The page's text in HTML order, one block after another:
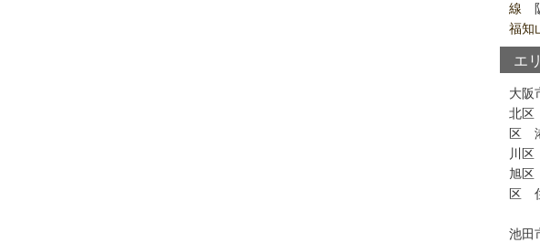
線
福
エ
大阪
北区
区
川区
旭区
区
池田